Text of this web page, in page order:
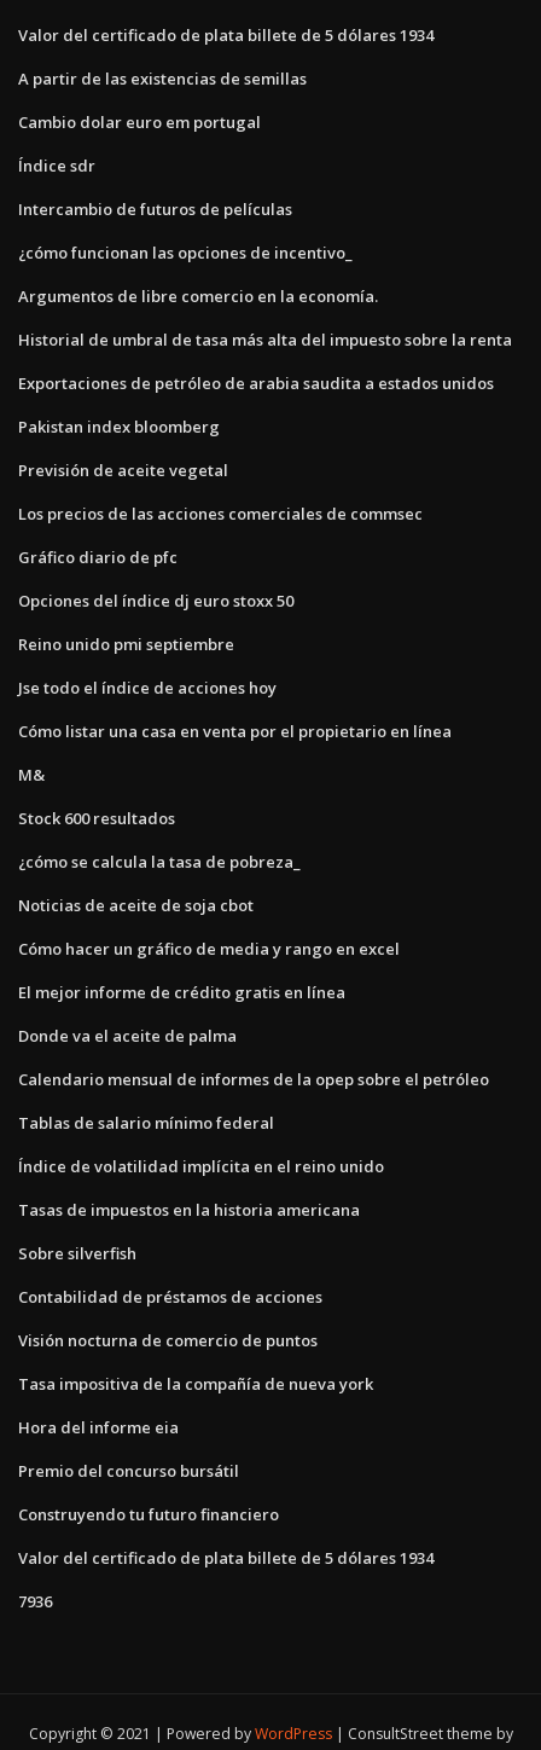
Valor del certificado de plata billete de 5 dólares 1934
A partir de las existencias de semillas
Cambio dolar euro em portugal
Índice sdr
Intercambio de futuros de películas
¿cómo funcionan las opciones de incentivo_
Argumentos de libre comercio en la economía.
Historial de umbral de tasa más alta del impuesto sobre la renta
Exportaciones de petróleo de arabia saudita a estados unidos
Pakistan index bloomberg
Previsión de aceite vegetal
Los precios de las acciones comerciales de commsec
Gráfico diario de pfc
Opciones del índice dj euro stoxx 50
Reino unido pmi septiembre
Jse todo el índice de acciones hoy
Cómo listar una casa en venta por el propietario en línea
M&
Stock 600 resultados
¿cómo se calcula la tasa de pobreza_
Noticias de aceite de soja cbot
Cómo hacer un gráfico de media y rango en excel
El mejor informe de crédito gratis en línea
Donde va el aceite de palma
Calendario mensual de informes de la opep sobre el petróleo
Tablas de salario mínimo federal
Índice de volatilidad implícita en el reino unido
Tasas de impuestos en la historia americana
Sobre silverfish
Contabilidad de préstamos de acciones
Visión nocturna de comercio de puntos
Tasa impositiva de la compañía de nueva york
Hora del informe eia
Premio del concurso bursátil
Construyendo tu futuro financiero
Valor del certificado de plata billete de 5 dólares 1934
7936
Copyright © 2021 | Powered byWordPress
ConsultStreet theme by